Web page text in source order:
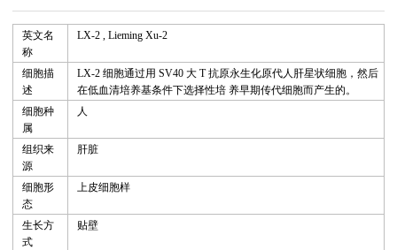
英文名
称
LX-2 , Lieming Xu-2
细胞描
述
LX-2 细胞通过用 SV40 大 T 抗原永生化原代人肝星状细胞，然后
在低血清培养基条件下选择性培 养早期传代细胞而产生的。
细胞种
属
人
组织来
源
肝脏
细胞形
态
上皮细胞样
生长方
式
贴壁